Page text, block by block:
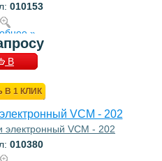
010153
»
В
В 1 КЛИК
VCM - 202
010380